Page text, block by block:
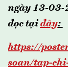
ngày 13-
đọc tạiđây:
https://
soan/tap-